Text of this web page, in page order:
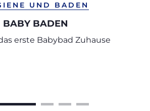
UND BADEN
BABY BADEN
erste Babybad Zuhause